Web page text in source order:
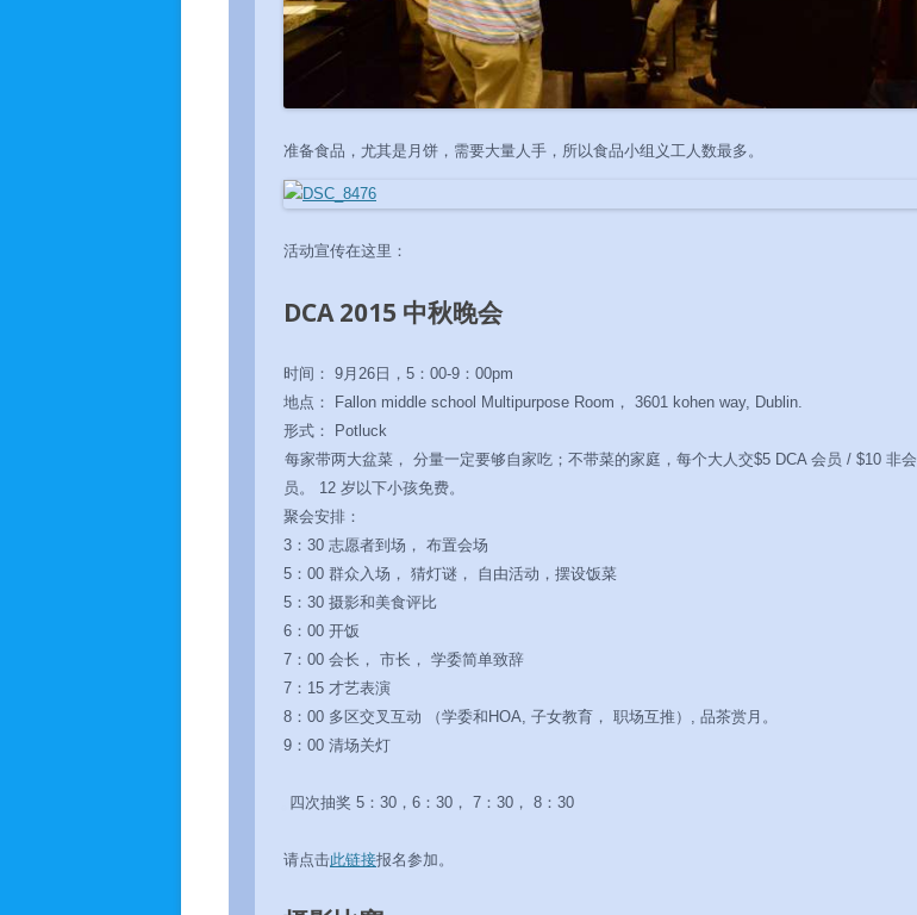
准备食品，尤其是月饼，需要大量人手，所以食品小组义工人数最多。
活动宣传在这里：
DCA 2015 中秋晚会
时间： 9月26日，5：00-9：00pm
地点： Fallon middle school Multipurpose Room， 3601 kohen way, Dublin.
形式： Potluck
每家带两大盆菜， 分量一定要够自家吃；不带菜的家庭，每个大人交$5 DCA 会员 / $10 非会
员。 12 岁以下小孩免费。
聚会安排：
3：30 志愿者到场， 布置会场
5：00 群众入场， 猜灯谜， 自由活动，摆设饭菜
5：30 摄影和美食评比
6：00 开饭
7：00 会长， 市长， 学委简单致辞
7：15 才艺表演
8：00 多区交叉互动 （学委和HOA, 子女教育， 职场互推）, 品茶赏月。
9：00 清场关灯
四次抽奖 5：30，6：30， 7：30， 8：30
请点击此链接报名参加。